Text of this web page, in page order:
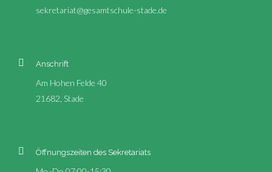
sekretariat@gesamtschule-stade.de
Anschrift
Am Hohen Felde 40
21682, Stade
Öffnungszeiten des Sekretariats